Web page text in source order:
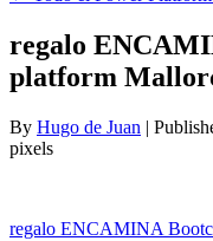
regalo
platform
By Hugo de Juan |
pixels
regalo ENCAMINA